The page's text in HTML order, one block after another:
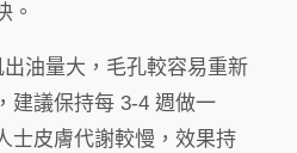
。
出油量大，毛孔較容易重新
建議保持每 3-4 週做一
士皮膚代謝較慢，效果持